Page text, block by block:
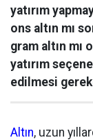
yatırım
ons altın mı
gram altın mı
yatırım
edilmesi
Altın, uzun